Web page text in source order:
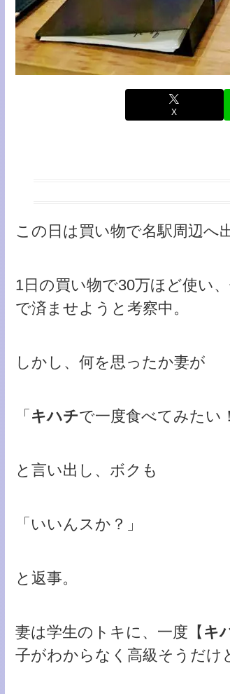
X
この日は買い物で名駅周辺へ
1日の買い物で30万ほど使い
で済ませようと考察中。
しかし、何を思ったか妻が
「 キハチで一度食べてみたい
と言い出し、ボクも
「いいんスか？」
と返事。
妻は学生のトキに、一度【 キ
子がわからなく高級そうだけ